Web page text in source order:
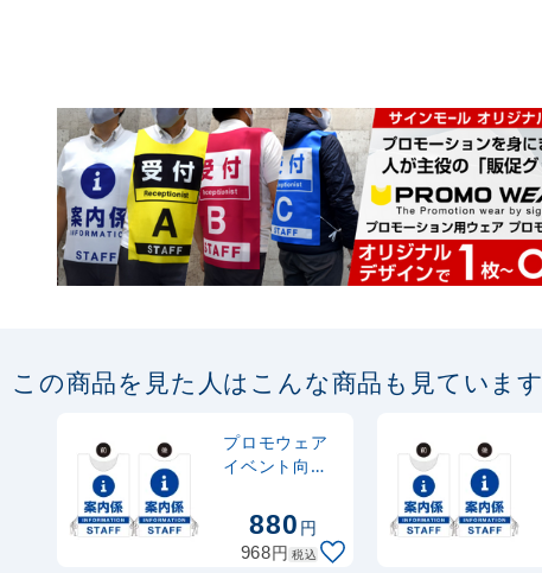
この商品を見た人はこんな商品も見ています
プロモウェア
イベント向け
係 STAFF ブル
ー ポンジ
(PW-001B-
880円
968円 税込